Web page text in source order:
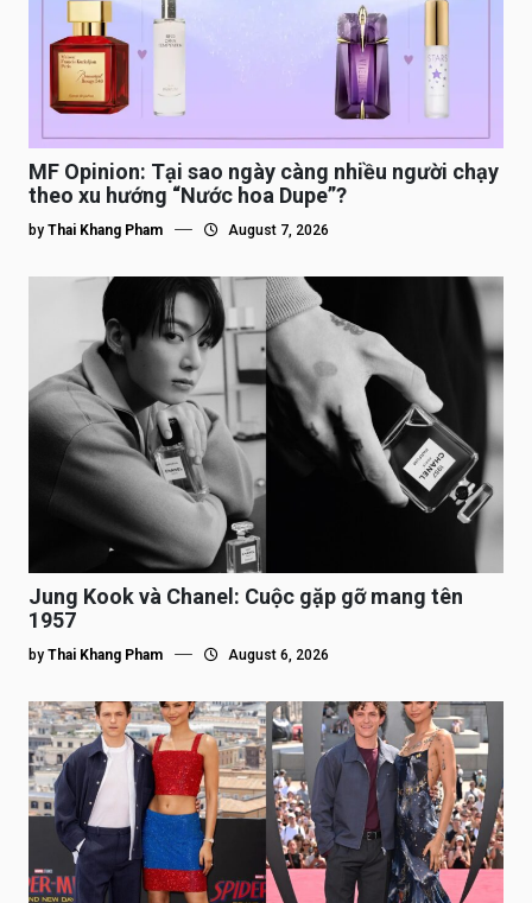
MF Opinion: Tại sao ngày càng nhiều người chạy
theo xu hướng “Nước hoa Dupe”?
by Thai Khang Pham August 7, 2026
Jung Kook và Chanel: Cuộc gặp gỡ mang tên
1957
by Thai Khang Pham August 6, 2026